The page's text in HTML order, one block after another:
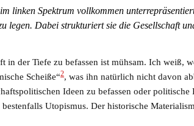
linken Spektrum vollkommen
legen. Dabei strukturiert sie die Gesellschaft
in der Tiefe zu befassen ist mühsam. Ich weiß,
Scheiße“2, was ihn natürlich nicht davon
Ideen zu befassen oder
Utopismus. Der historische